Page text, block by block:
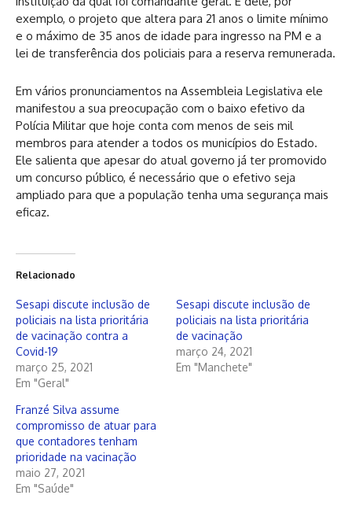
exemplo, o projeto que altera para 21 anos o limite mínimo
e o máximo de 35 anos de idade para ingresso na PM e a
lei de transferência dos policiais para a reserva remunerada.
Em vários pronunciamentos na Assembleia Legislativa ele
manifestou a sua preocupação com o baixo efetivo da
Polícia Militar que hoje conta com menos de seis mil
membros para atender a todos os municípios do Estado.
Ele salienta que apesar do atual governo já ter promovido
um concurso público, é necessário que o efetivo seja
ampliado para que a população tenha uma segurança mais
eficaz.
Relacionado
Sesapi discute inclusão de
policiais na lista prioritária
de vacinação contra a
Covid-19
março 25, 2021
Em "Geral"
Sesapi discute inclusão de
policiais na lista prioritária
de vacinação
março 24, 2021
Em "Manchete"
Franzé Silva assume
compromisso de atuar para
que contadores tenham
prioridade na vacinação
maio 27, 2021
Em "Saúde"